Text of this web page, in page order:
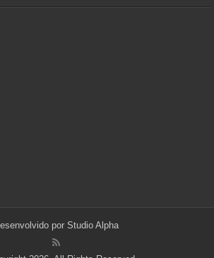
por Studio Alpha